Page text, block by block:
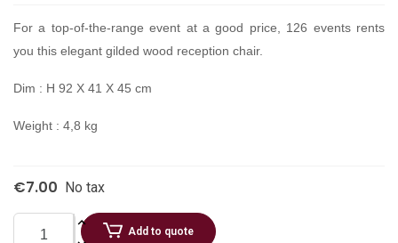
For a top-of-the-range event at a good price, 126 events rents
you this elegant gilded wood reception chair.
Dim : H 92 X 41 X 45 cm
Weight : 4,8 kg
€7.00 No tax
Add to quote